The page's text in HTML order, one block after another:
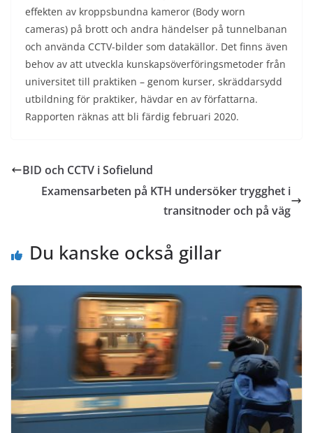
effekten av kroppsbundna kameror (Body worn
cameras) på brott och andra händelser på tunnelbanan
och använda CCTV-bilder som datakällor. Det finns även
behov av att utveckla kunskapsöverföringsmetoder från
universitet till praktiken – genom kurser, skräddarsydd
utbildning för praktiker, hävdar en av författarna.
Rapporten räknas att bli färdig februari 2020.
BID och CCTV i Sofielund
Examensarbeten på KTH undersöker trygghet i
transitnoder och på väg
Du kanske också gillar